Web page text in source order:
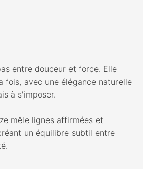
entre douceur et force. Elle
fois, avec une élégance naturelle
à s'imposer.
mêle lignes affirmées et
un équilibre subtil entre